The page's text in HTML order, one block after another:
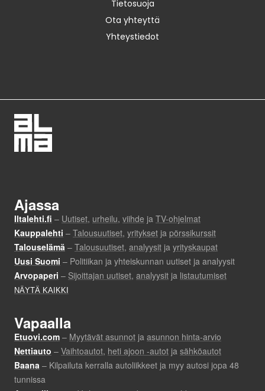
Tietosuoja
Ota yhteyttä
Yhteystiedot